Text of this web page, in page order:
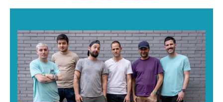
LA REGADERA
La Regadera es un grupo musical español que
fusiona reggaetón, música urbana y pop. Se destaca
por su energía en los escenarios y su estilo fresco y
dinámico.